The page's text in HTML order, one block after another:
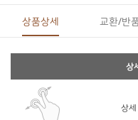
상품상세 교환/반
상
상